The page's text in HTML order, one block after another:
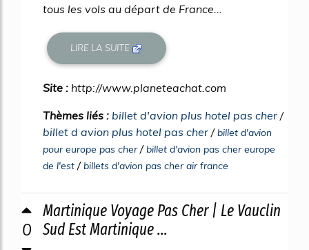
tous les vols au départ de France...
LIRE LA SUITE
Site : http://www.planeteachat.com
Thèmes liés : billet d'avion plus hotel pas cher /
billet d avion plus hotel pas cher / billet d'avion
pour europe pas cher/ billet d'avion pas cher europe
de l'est / billets d'avion pas cher air france
0
Martinique Voyage Pas Cher | Le Vauclin
Sud Est Martinique ...